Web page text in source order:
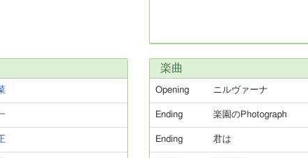
楽曲
Opening ニルヴァーナ
Ending 楽園のPhotograph
Ending 君は